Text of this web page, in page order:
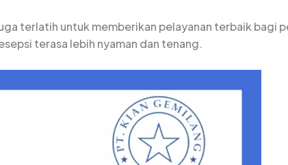
terlatih untuk memberikan pelayanan terbaik bagi
terasa lebih nyaman dan tenang.